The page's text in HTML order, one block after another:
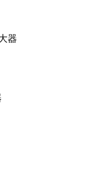
器